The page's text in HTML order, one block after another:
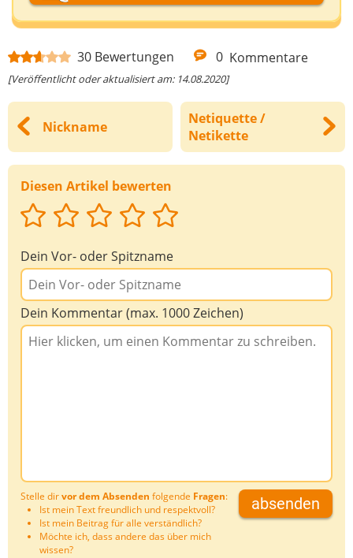
30 Bewertungen 0 Kommentare
[Veröffentlicht oder aktualisiert am: 14.08.2020]
Nickname
Netiquette /
Netikette
Diesen Artikel bewerten
Dein Vor- oder Spitzname
Dein Kommentar (max. 1000 Zeichen)
Stelle dirvor dem Absenden folgende Fragen:
Ist mein Text freundlich und respektvoll?
Ist mein Beitrag für alle verständlich?
Möchte ich, dass andere das über mich
wissen?
absenden
Deine E-Mail-Adresse (wenn du eine Antwort
möchtest)
Deine Nachricht